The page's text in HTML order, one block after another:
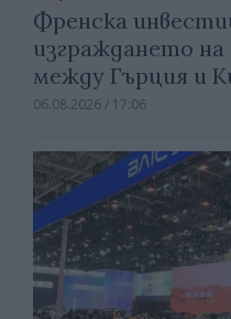
Френска
изграждането
между Гърция и
06.08.2026 / 17:06